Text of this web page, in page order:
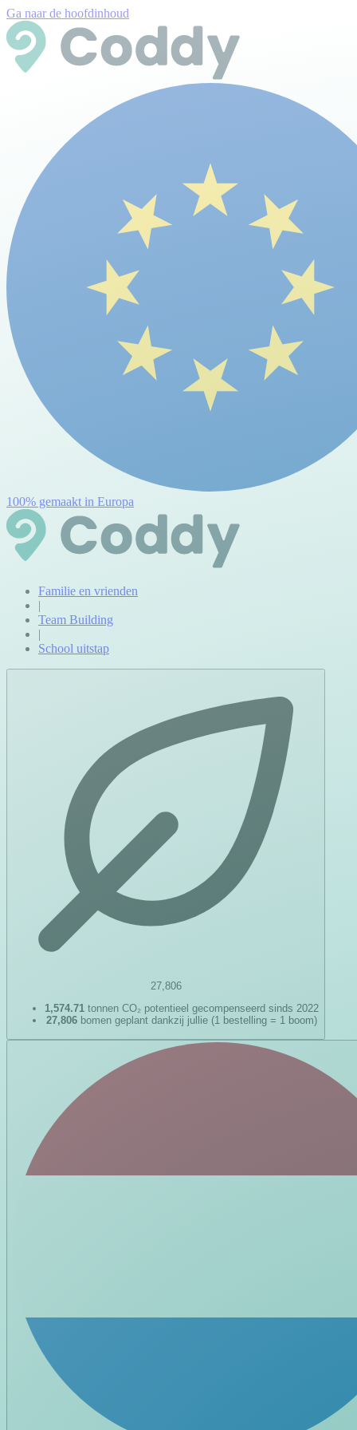
Ga naar de hoofdinhoud
100% gemaakt in Europa
Familie en vrienden
|
Team Building
|
School uitstap
27,806
1,574.71 tonnen CO₂ potentieel gecompenseerd sinds 2022
27,806 bomen geplant dankzij jullie (1 bestelling = 1 boom)